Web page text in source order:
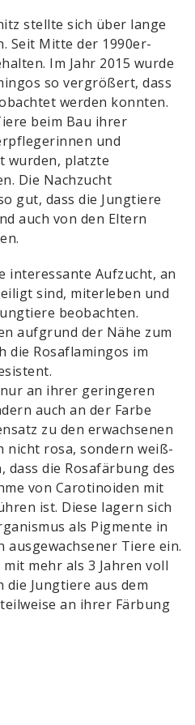
stellte sich über lange
Seit Mitte der 1990er-
Im Jahr 2015 wurde
so vergrößert, dass
werden konnten.
beim Bau ihrer
und
wurden, platzte
Die Nachzucht
gut, dass die Jungtiere
auch von den Eltern
interessante Aufzucht, an
sind, miterleben und
beobachten.
aufgrund der Nähe zum
die Rosaflamingos im
an ihrer geringeren
auch an der Farbe
zu den erwachsenen
nicht rosa, sondern weiß-
dass die Rosafärbung des
von Carotinoiden mit
ist. Diese lagern sich
als Pigmente in
ausgewachsener Tiere ein.
mehr als 3 Jahren voll
die Jungtiere aus dem
an ihrer Färbung